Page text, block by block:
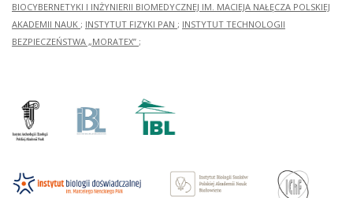
BIOCYBERNETYKI I INŻYNIERII BIOMEDYCZNEJ IM. MACIEJA NAŁĘCZA POLSKIEJ
AKADEMII NAUK ; INSTYTUT FIZYKI PAN ; INSTYTUT TECHNOLOGII
BEZPIECZEŃSTWA „MORATEX” ;